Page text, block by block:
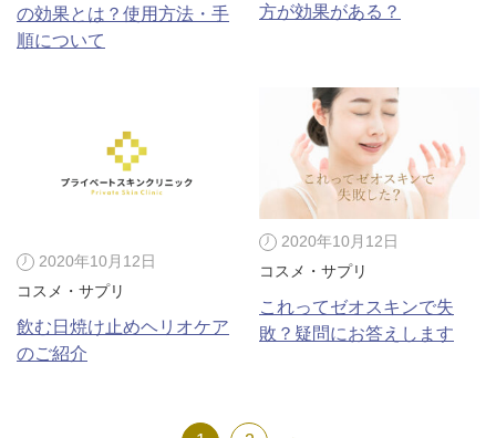
の効果とは？使用方法・手
順について
方が効果がある？
2020年10月12日
コスメ・サプリ
飲む日焼け止めヘリオケア
のご紹介
2020年10月12日
コスメ・サプリ
これってゼオスキンで失
敗？疑問にお答えします